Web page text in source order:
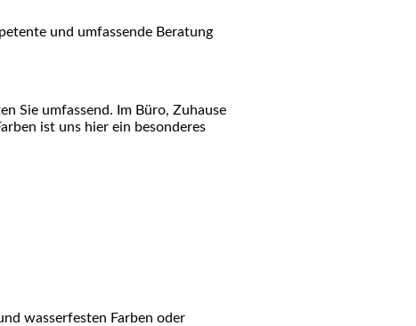
und umfassende Beratung
Sie umfassend. Im Büro, Zuhause
ist uns hier ein besonderes
wasserfesten Farben oder